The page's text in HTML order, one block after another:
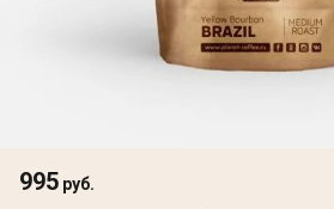
995 руб.